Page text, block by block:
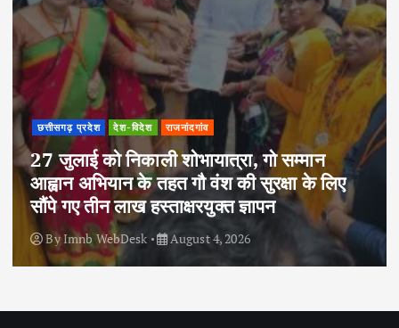
छत्तीसगढ़ प्रदेश देश-विदेश राजनांदगांव
27 जुलाई को निकाली शोभायात्रा, गो सम्मान
आह्वान अभियान के तहत गौ वंश की सुरक्षा के लिए
सौंपे गए तीन लाख हस्ताक्षरयुक्त ज्ञापन
ByImnb WebDesk August 4, 2026